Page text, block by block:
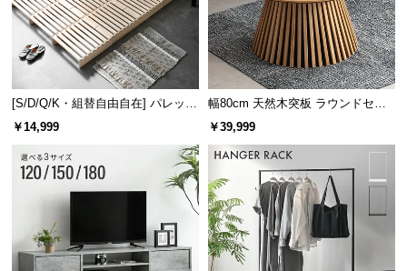
[S/D/Q/K・組替自由自在] パレット
ベッド 8/12/16枚セット
￥14,999
幅80cm 天然木突板 ラウンドセン
ターテーブル 美しい格子デザイン
￥39,999